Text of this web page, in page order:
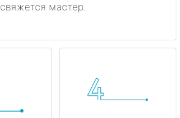
свяжется мастер.